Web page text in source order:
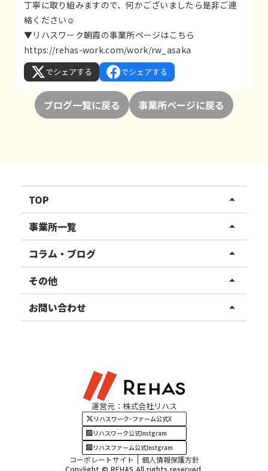
丁寧に取り組みますので、何かございましたら是非ご連
絡ください☺
▼リハスワーク朝霞の事業所ページはこちら
https://rehas-work.com/work/rw_asaka
でシェアする でシェアする
ブログ一覧に戻る 事業所ページに戻る
TOP arrow_drop_up
リハスワーク
リハスファーム
事業所一覧 arrow_drop_up
関東エリア
東北エリア
甲信越エリア
四国・九州エリア
コラム・ブログ arrow_drop_up
事業所ブログ
ご利用者様の声
その他 arrow_drop_up
お知らせ
お問い合わせ arrow_drop_up
運営元：株式会社リハス
リハスワーク･ファーム公式X
リハスワーク公式Instgram
リハスファーム公式Instgram
コーポレートサイト
個人情報保護方針